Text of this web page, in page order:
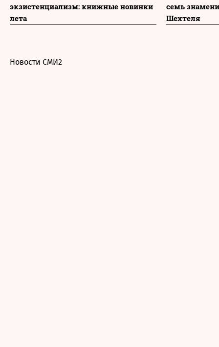
экзистенциализм: книжные новинки
лета
семь
Шехтеля
Новости СМИ2